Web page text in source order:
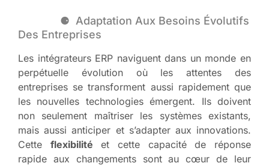
Adaptation Aux Besoins Évolutifs
Des Entreprises
Les intégrateurs ERP naviguent dans un monde en
perpétuelle évolution où les attentes des
entreprises se transforment aussi rapidement que
les nouvelles technologies émergent. Ils doivent
non seulement maîtriser les systèmes existants,
mais aussi anticiper et s’adapter aux innovations.
Cette flexibilité et cette capacité de réponse
rapide aux changements sont au cœur de leur